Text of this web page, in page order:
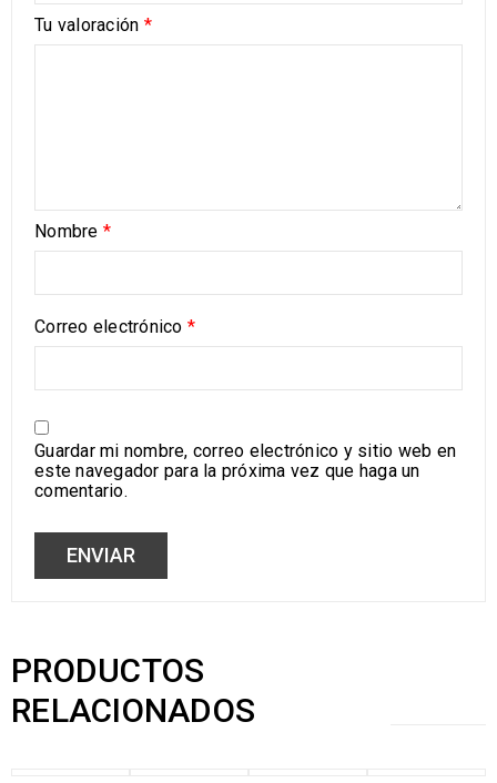
Tu valoración *
Nombre *
Correo electrónico *
Guardar mi nombre, correo electrónico y sitio web en
este navegador para la próxima vez que haga un
comentario.
PRODUCTOS
RELACIONADOS